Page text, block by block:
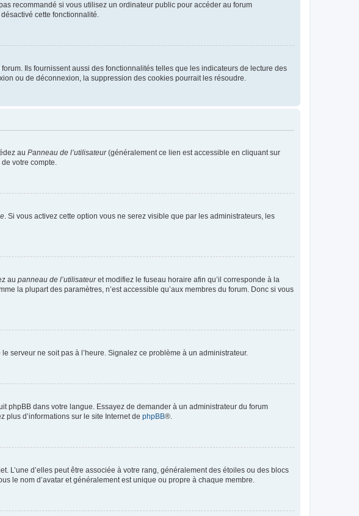
recommandé si vous utilisez un ordinateur public pour accéder au forum
cette fonctionnalité.
Ils fournissent aussi des fonctionnalités telles que les indicateurs de lecture des
ou de déconnexion, la suppression des cookies pourrait les résoudre.
au Panneau de l’utilisateur(généralement ce lien est accessible en cliquant sur
votre compte.
. Si vous activez cette option vous ne serez visible que par les administrateurs, les
au panneau de l’utilisateuret modifiez le fuseau horaire afin qu’il corresponde à la
la plupart des paramètres, n’est accessible qu’aux membres du forum. Donc si vous
serveur ne soit pas à l’heure. Signalez ce problème à un administrateur.
phpBB dans votre langue. Essayez de demander à un administrateur du forum
plus d’informations sur le site Internet de phpBB®.
L’une d’elles peut être associée à votre rang, généralement des étoiles ou des blocs
le nom d’avatar et généralement est unique ou propre à chaque membre.